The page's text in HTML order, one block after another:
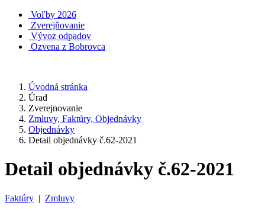
Voľby 2026
Zverejňovanie
Vývoz odpadov
Ozvena z Bobrovca
Úvodná stránka
Úrad
Zverejnovanie
Zmluvy, Faktúry, Objednávky
Objednávky
Detail objednávky č.62-2021
Detail objednávky č.62-2021
Faktúry | Zmluvy